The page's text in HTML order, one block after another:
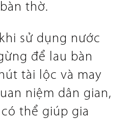
thờ.
sử dụng nước
để lau bàn
tài lộc và may
niệm dân gian,
thể giúp gia